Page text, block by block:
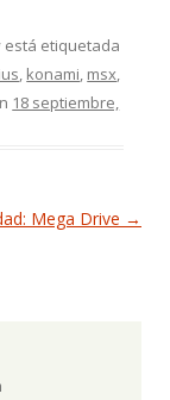
está etiquetada
, konami, msx,
18 septiembre,
Mega Drive →